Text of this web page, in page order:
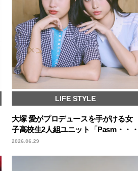
LIFE STYLE
大塚 愛がプロデュースを手がける女
子高校生2人組ユニット「Pasm・・・
2026.06.29